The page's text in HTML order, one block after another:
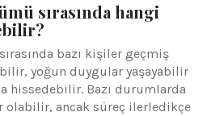
sırasında hangi
bazı kişiler geçmiş
yoğun duygular yaşayabilir
hissedebilir. Bazı durumlarda
ancak süreç ilerledikçe